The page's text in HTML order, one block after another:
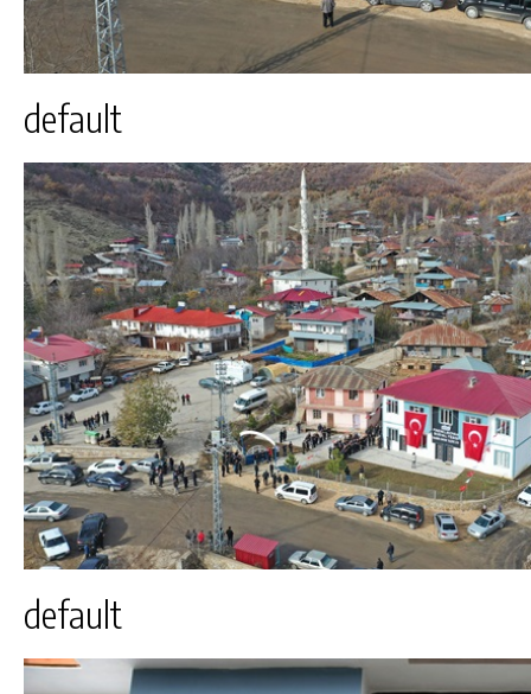
default
default